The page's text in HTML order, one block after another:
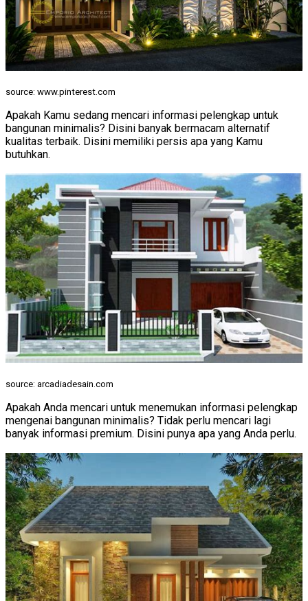
source: www.pinterest.com
Apakah Kamu sedang mencari informasi pelengkap untuk
bangunan minimalis? Disini banyak bermacam alternatif
kualitas terbaik. Disini memiliki persis apa yang Kamu
butuhkan.
source: arcadiadesain.com
Apakah Anda mencari untuk menemukan informasi pelengkap
mengenai bangunan minimalis? Tidak perlu mencari lagi
banyak informasi premium. Disini punya apa yang Anda perlu.